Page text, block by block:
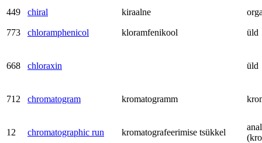
449 chiral kiraalne
773 chloramphenicol kloramfenikool üld
668 chloraxin üld
712 chromatogram kromatogramm
12 chromatographic run kromatografeerimise tsükkel